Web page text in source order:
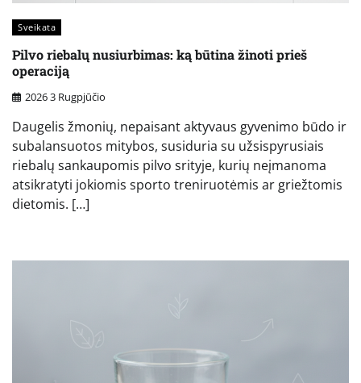
Sveikata
Pilvo riebalų nusiurbimas: ką būtina žinoti prieš
operaciją
2026 3 Rugpjūčio
Daugelis žmonių, nepaisant aktyvaus gyvenimo būdo ir
subalansuotos mitybos, susiduria su užsispyrusiais
riebalų sankaupomis pilvo srityje, kurių neįmanoma
atsikratyti jokiomis sporto treniruotėmis ar griežtomis
dietomis. […]